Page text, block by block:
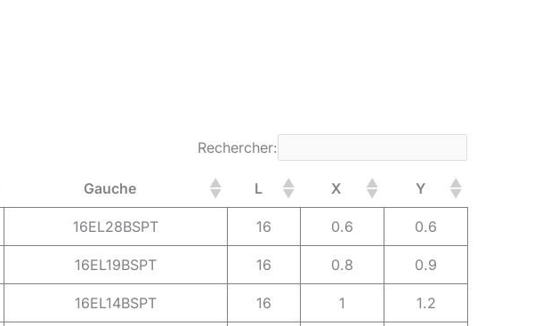
Rechercher:
Gauche L X Y
16EL28BSPT 16 0.6 0.6
16EL19BSPT 16 0.8 0.9
16EL14BSPT 16 1 1.2